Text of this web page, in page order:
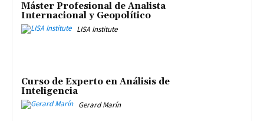
Máster Profesional de Analista
Internacional y Geopolítico
LISA Institute
Curso de Experto en Análisis de
Inteligencia
Gerard Marín